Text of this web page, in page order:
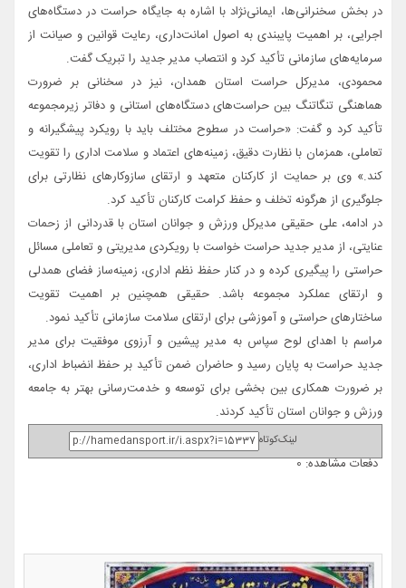
در بخش سخنرانی‌ها، ایمانی‌نژاد با اشاره به جایگاه حراست در دستگاه‌های
اجرایی، بر اهمیت پایبندی به اصول امانت‌داری، رعایت قوانین و صیانت از
سرمایه‌های سازمانی تأکید کرد و انتصاب مدیر جدید را تبریک گفت.
محمودی، مدیرکل حراست استان همدان، نیز در سخنانی بر ضرورت
هماهنگی تنگاتنگ بین حراست‌های دستگاه‌های استانی و دفاتر زیرمجموعه
تأکید کرد و گفت: «حراست در سطوح مختلف باید با رویکرد پیشگیرانه و
تعاملی، همزمان با نظارت دقیق، زمینه‌های اعتماد و سلامت اداری را تقویت
کند.» وی بر حمایت از کارکنان متعهد و ارتقای سازوکارهای نظارتی برای
جلوگیری از هرگونه تخلف و حفظ کرامت کارکنان تأکید کرد.
در ادامه، علی حقیقی مدیرکل ورزش و جوانان استان با قدردانی از زحمات
عنایتی، از مدیر جدید حراست خواست با رویکردی مدیریتی و تعاملی مسائل
حراستی را پیگیری کرده و در کنار حفظ نظم اداری، زمینه‌ساز فضای همدلی
و ارتقای عملکرد مجموعه باشد. حقیقی همچنین بر اهمیت تقویت
ساختارهای حراستی و آموزشی برای ارتقای سلامت سازمانی تأکید نمود.
مراسم با اهدای لوح سپاس به مدیر پیشین و آرزوی موفقیت برای مدیر
جدید حراست به پایان رسید و حاضران ضمن تأکید بر حفظ انضباط اداری،
بر ضرورت همکاری بین بخشی برای توسعه و خدمت‌رسانی بهتر به جامعه
ورزش و جوانان استان تأکید کردند.
لینک‌کوتاه
دفعات مشاهده: 0